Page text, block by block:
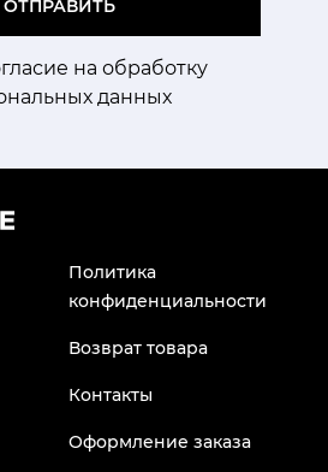
ОТПРАВИТЬ
на обработку
данных
Политика
конфиденциальности
Возврат товара
Контакты
Оформление заказа